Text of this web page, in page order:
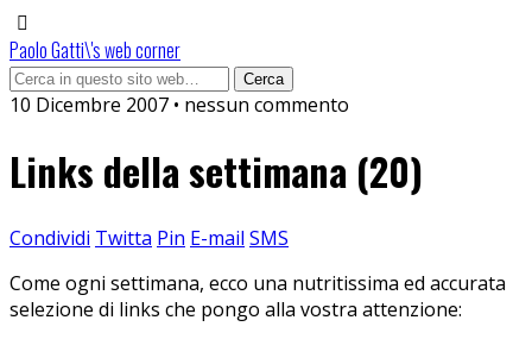
Paolo Gatti\'s web corner
10 Dicembre 2007 • nessun commento
Links della settimana (20)
Condividi Twitta Pin E-mail SMS
Come ogni settimana, ecco una nutritissima ed accurata
selezione di links che pongo alla vostra attenzione: